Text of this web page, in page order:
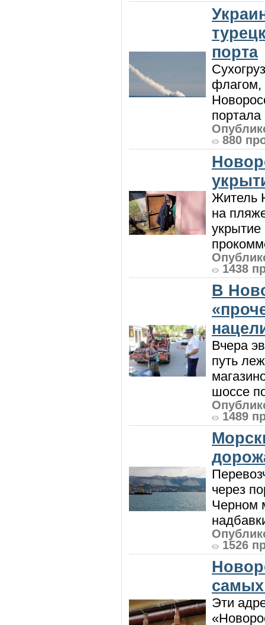
порта
флагом,
880
Житель
на
1438
В
Вчера
путь
шоссе
1489
через
Черном
1526
Эти